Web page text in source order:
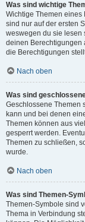
Was sind wichtige
Wichtige Themen eines
sind nur auf der ersten
weswegen du sie lesen
deinen Berechtigungen
die Berechtigungen
Nach oben
Was sind
Geschlossene Themen
kann und bei denen
Themen können aus
gesperrt werden.
Themen zu schließen,
wurde.
Nach oben
Was sind Themen-
Themen-Symbole sind
Thema in Verbindung